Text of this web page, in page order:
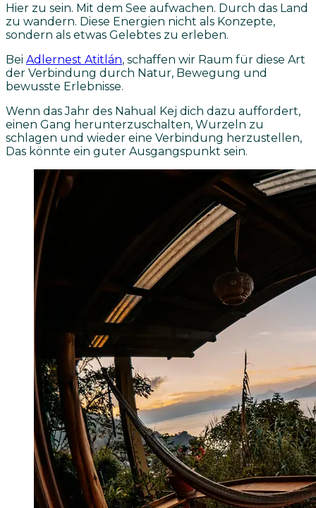
Hier zu sein. Mit dem See aufwachen. Durch das Land
zu wandern. Diese Energien nicht als Konzepte,
sondern als etwas Gelebtes zu erleben.
Bei Adlernest Atitlán, schaffen wir Raum für diese Art
der Verbindung durch Natur, Bewegung und
bewusste Erlebnisse.
Wenn das Jahr des Nahual Kej dich dazu auffordert,
einen Gang herunterzuschalten, Wurzeln zu
schlagen und wieder eine Verbindung herzustellen,
Das könnte ein guter Ausgangspunkt sein.